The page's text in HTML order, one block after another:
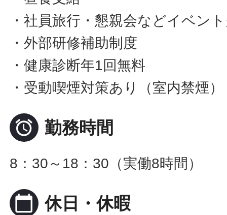
・社員旅行・懇親会などイベン
・外部研修補助制度
・健康診断年1回無料
・受動喫煙対策あり（室内禁煙）
 勤務時間
8：30～18：30（実働8時間）
calendar_today 休日・休暇